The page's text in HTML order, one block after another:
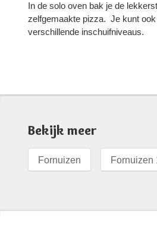
In de solo oven bak je de
zelfgemaakte pizza. Je kunt
verschillende inschuifniveaus.
Bekijk meer
Fornuizen Fornuizen